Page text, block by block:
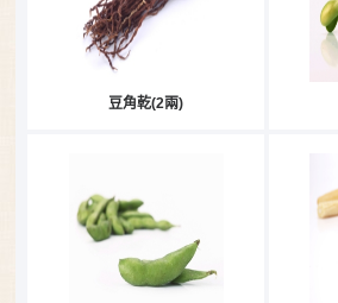
豆角乾(2兩)